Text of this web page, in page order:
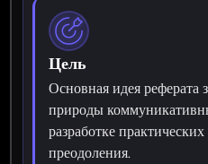
Цель
Основная идея реферата
природы
разработке
преодоления.